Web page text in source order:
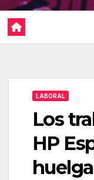
LABORAL
Los
HP